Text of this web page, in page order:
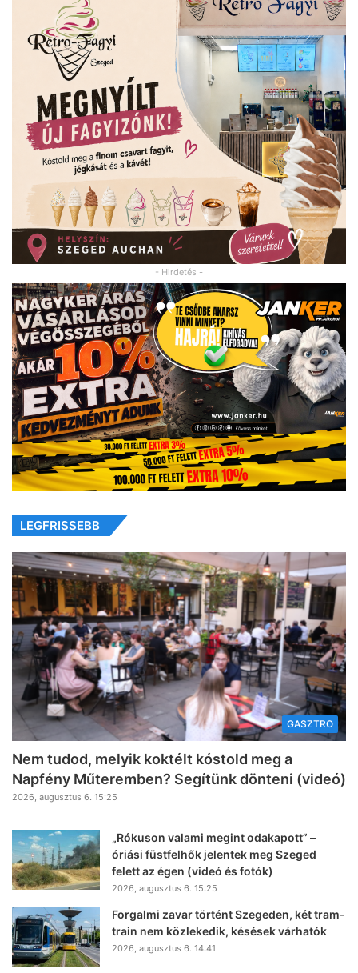
- Hirdetés -
LEGFRISSEBB
GASZTRO
Nem tudod, melyik koktélt kóstold meg a
Napfény Műteremben? Segítünk dönteni (videó)
2026, augusztus 6. 15:25
„Rókuson valami megint odakapott” –
óriási füstfelhők jelentek meg Szeged
felett az égen (videó és fotók)
2026, augusztus 6. 15:25
Forgalmi zavar történt Szegeden, két tram-
train nem közlekedik, késések várhatók
2026, augusztus 6. 14:41